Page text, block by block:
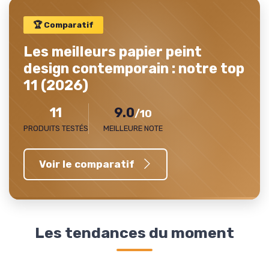
🏆 Comparatif
Les meilleurs papier peint
design contemporain : notre top
11 (2026)
11
PRODUITS TESTÉS
9.0/10
MEILLEURE NOTE
Voir le comparatif
Les tendances du moment